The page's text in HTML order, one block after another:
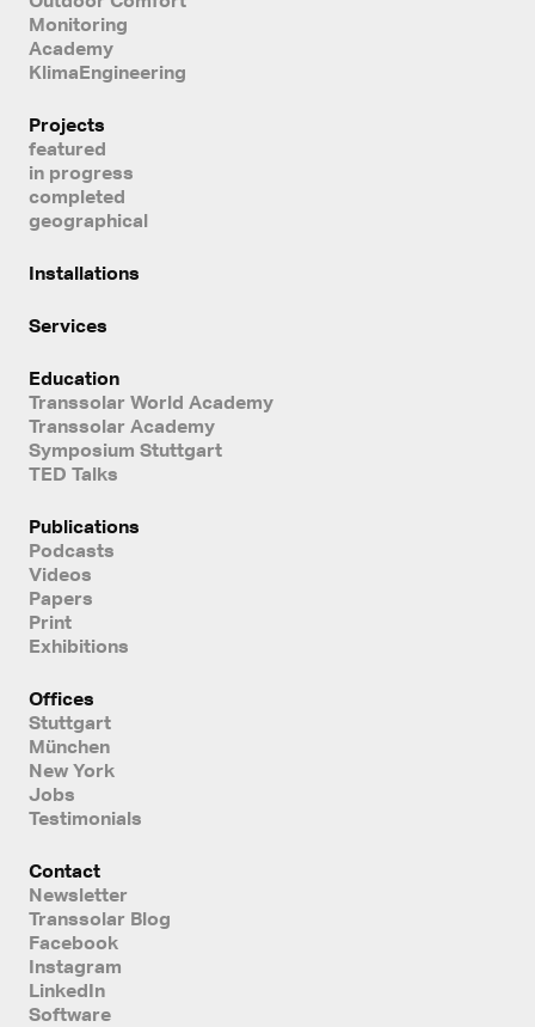
Monitoring
Academy
KlimaEngineering
Projects
featured
in progress
completed
geographical
Installations
Services
Education
Transsolar World Academy
Transsolar Academy
Symposium Stuttgart
TED Talks
Publications
Podcasts
Videos
Papers
Print
Exhibitions
Offices
Stuttgart
München
New York
Jobs
Testimonials
Contact
Newsletter
Transsolar Blog
Facebook
Instagram
LinkedIn
Software